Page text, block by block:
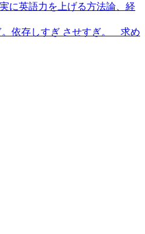
に英語力を上げる方法論、経
。依存しすぎ させすぎ。 求め